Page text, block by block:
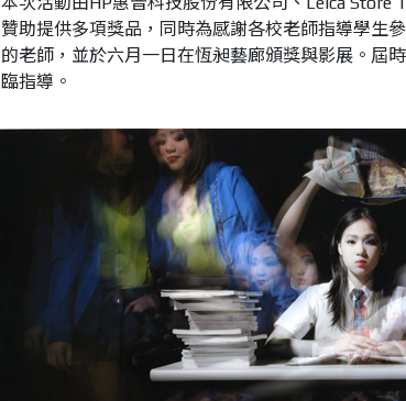
贊助提供多項獎品，同時為感謝各校老師指導學生
的老師，並於六月一日在恆昶藝廊頒獎與影展。屆
臨指導。